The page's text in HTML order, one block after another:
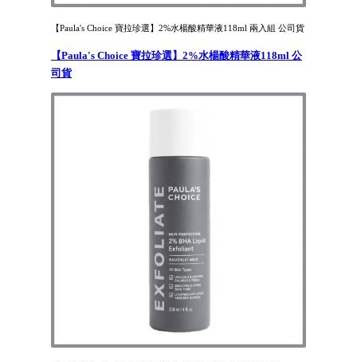
【Paula's Choice 寶拉珍選】2%水楊酸精華液118ml 兩入組 公司貨
【Paula's Choice 寶拉珍選】2%水楊酸精華液118ml 公
司貨